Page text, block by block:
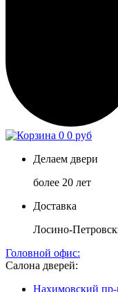
0 0 руб
Делаем двери
более 20 лет
Доставка
Лосино-
Головной офис:
Салона дверей:
Нахимовский пр-